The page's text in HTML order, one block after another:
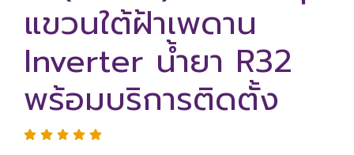
แขวนใต้ฝ้าเพดาน
Inverter น้ำยา R32
พร้อมบริการติดตั้ง